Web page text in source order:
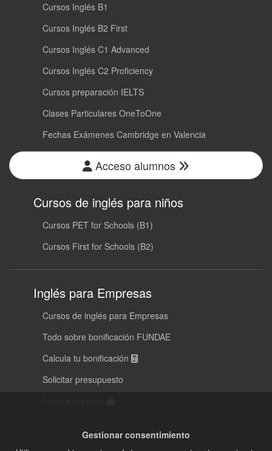
Cursos Inglés B1
Cursos Inglés B2 First
Cursos Inglés C1 Advanced
Cursos Inglés C2 Proficiency
Cursos preparación IELTS
Clases Particulares OneToOne
Fechas Exámenes Cambridge en Valencia
Acceso alumnos
Cursos de inglés para niños
Cursos PET for Schools (B1)
Cursos First for Schools (B2)
Inglés para Empresas
Cursos de inglés para Empresas
Todo sobre bonificación FUNDAE
Calcula tu bonificación
Solicitar presupuesto
Gestionar consentimiento